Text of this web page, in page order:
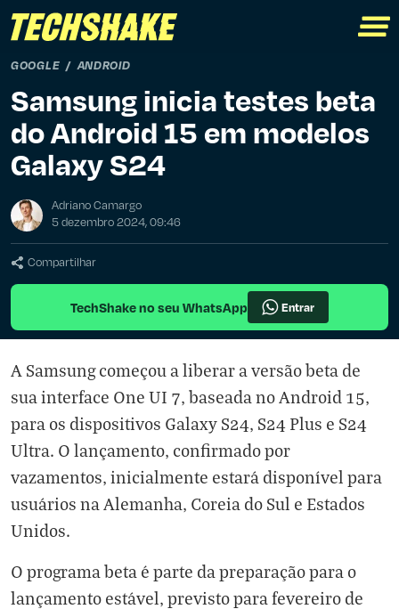
GOOGLE ANDROID
Samsung inicia testes beta
do Android 15 em modelos
Galaxy S24
Adriano Camargo
5 dezembro 2024, 09:46
Compartilhar
TechShake no seu WhatsApp Entrar
A Samsung começou a liberar a versão beta de
sua interface One UI 7, baseada no Android 15,
para os dispositivos Galaxy S24, S24 Plus e S24
Ultra. O lançamento, confirmado por
vazamentos, inicialmente estará disponível para
usuários na Alemanha, Coreia do Sul e Estados
Unidos.
O programa beta é parte da preparação para o
lançamento estável, previsto para fevereiro de